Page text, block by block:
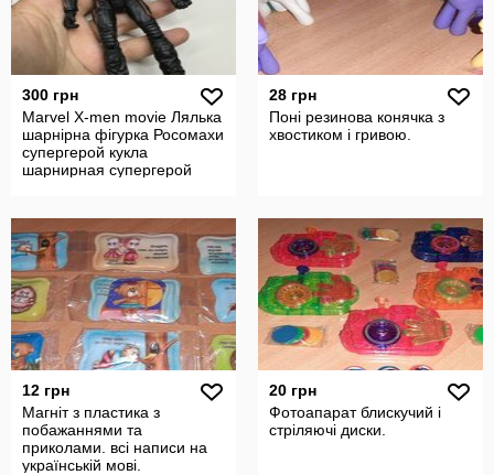
300 грн
Marvel X-men movie Лялька
шарнірна фігурка Росомахи
супергерой кукла
шарнирная супергерой
28 грн
Поні резинова конячка з
хвостиком і гривою.
12 грн
Магніт з пластика з
побажаннями та
приколами. всі написи на
українській мові.
20 грн
Фотоапарат блискучий і
стріляючі диски.